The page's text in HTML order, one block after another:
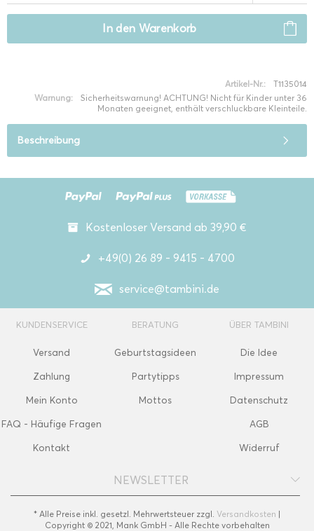
In den Warenkorb
Artikel-Nr.:
T1135014
Warnung:
Sicherheitswarnung! ACHTUNG! Nicht für Kinder unter 36
Monaten geeignet, enthält verschluckbare Kleinteile.
Beschreibung
Kostenloser Versand ab 39,90 €
+49(0) 26 89 - 9415 - 4700
service@tambini.de
KUNDENSERVICE
Versand
Zahlung
Mein Konto
FAQ - Häufige Fragen
Kontakt
BERATUNG
Geburtstagsideen
Partytipps
Mottos
ÜBER TAMBINI
Die Idee
Impressum
Datenschutz
AGB
Widerruf
NEWSLETTER
* Alle Preise inkl. gesetzl. Mehrwertsteuer zzgl. Versandkosten |
Copyright © 2021, Mank GmbH - Alle Rechte vorbehalten